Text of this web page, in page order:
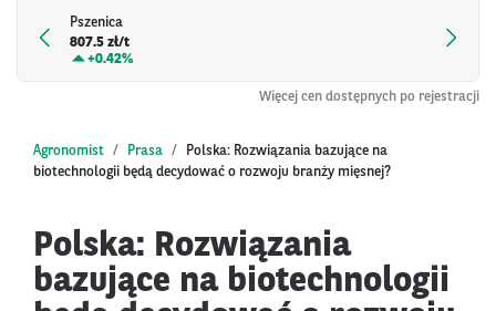
Pszenica
807.5 zł/t
+0.42%
Więcej cen dostępnych po rejestracji
Agronomist Prasa
Polska: Rozwiązania bazujące na
biotechnologii będą decydować o rozwoju branży mięsnej?
Polska: Rozwiązania
bazujące na biotechnologii